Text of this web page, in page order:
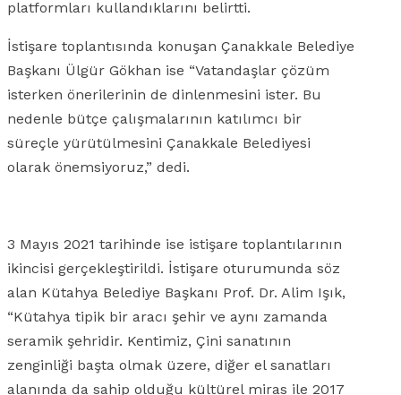
platformları kullandıklarını belirtti.
İstişare toplantısında konuşan Çanakkale Belediye
Başkanı Ülgür Gökhan ise “Vatandaşlar çözüm
isterken önerilerinin de dinlenmesini ister. Bu
nedenle bütçe çalışmalarının katılımcı bir
süreçle yürütülmesini Çanakkale Belediyesi
olarak önemsiyoruz,” dedi.
3 Mayıs 2021 tarihinde ise istişare toplantılarının
ikincisi gerçekleştirildi. İstişare oturumunda söz
alan Kütahya Belediye Başkanı Prof. Dr. Alim Işık,
“Kütahya tipik bir aracı şehir ve aynı zamanda
seramik şehridir. Kentimiz, Çini sanatının
zenginliği başta olmak üzere, diğer el sanatları
alanında da sahip olduğu kültürel miras ile 2017